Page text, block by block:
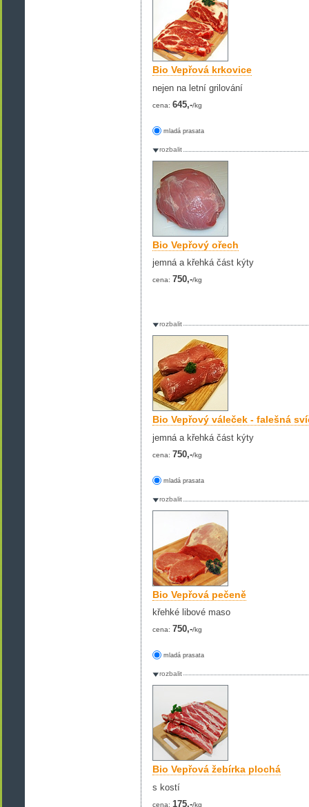
Bio Vepřová krkovice
nejen na letní grilování
cena: 645,-/kg
mladá prasata
rozbalit
Bio Vepřový ořech
jemná a křehká část kýty
cena: 750,-/kg
rozbalit
Bio Vepřový váleček - falešná
jemná a křehká část kýty
cena: 750,-/kg
mladá prasata
rozbalit
Bio Vepřová pečeně
křehké libové maso
cena: 750,-/kg
mladá prasata
rozbalit
Bio Vepřová žebírka plochá
s kostí
cena: 175,-/kg